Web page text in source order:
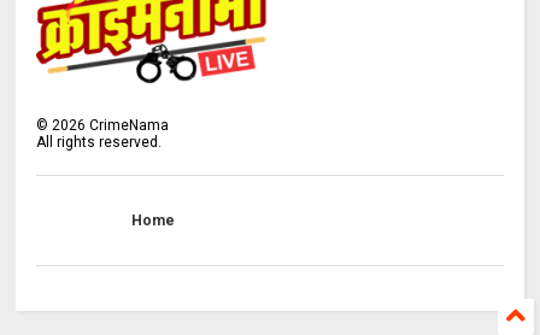
©2026 CrimeNama
All rights reserved.
Home